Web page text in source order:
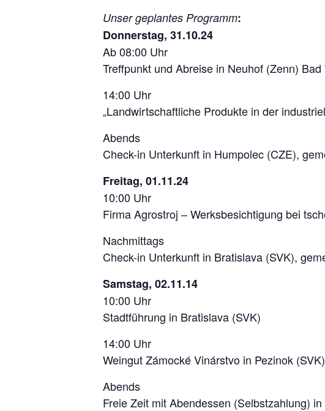
Unser geplantes Programm:
Donnerstag, 31.10.24
Ab 08:00 Uhr
Treffpunkt und Abreise in Neuhof (Zenn)
14:00 Uhr
„Landwirtschaftliche Produkte in der
Abends
Check-in Unterkunft in Humpolec (CZE),
Freitag, 01.11.24
10:00 Uhr
Firma Agrostroj – Werksbesichtigung bei
Nachmittags
Check-in Unterkunft in Bratislava (SVK),
Samstag, 02.11.14
10:00 Uhr
Stadtführung in Bratislava (SVK)
14:00 Uhr
Weingut Zámocké Vinárstvo in Pezinok
Abends
Freie Zeit mit Abendessen (Selbstzahlung)